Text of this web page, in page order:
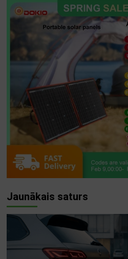
Jaunākais saturs